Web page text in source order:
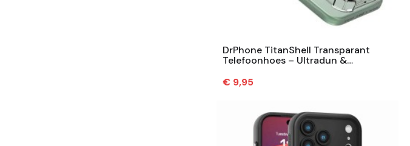
DrPhone TitanShell Transparant
Telefoonhoes – Ultradun &
Compatibel...
Prijs
€ 9,95